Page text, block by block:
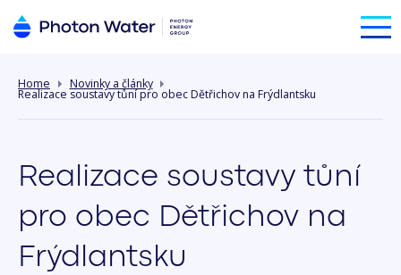
Home Novinky a články
Realizace soustavy tůní pro obec Dětřichov na Frýdlantsku
Realizace soustavy tůní
pro obec Dětřichov na
Frýdlantsku